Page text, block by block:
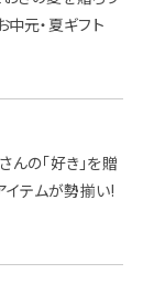
元・夏ギフト
んの「好き」を贈
テムが勢揃い!